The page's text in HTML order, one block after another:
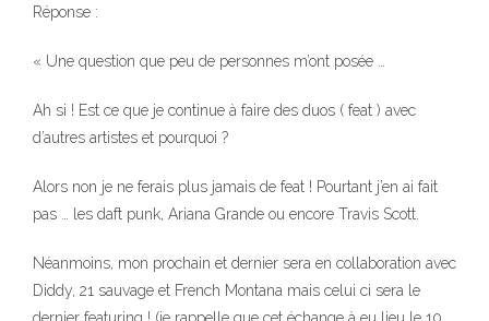
Réponse :
« Une question que peu de personnes m’ont posée …
Ah si ! Est ce que je continue à faire des duos ( feat ) avec
d’autres artistes et pourquoi ?
Alors non je ne ferais plus jamais de feat ! Pourtant j’en ai fait
pas … les daft punk, Ariana Grande ou encore Travis Scott.
Néanmoins, mon prochain et dernier sera en collaboration avec
Diddy, 21 sauvage et French Montana mais celui ci sera le